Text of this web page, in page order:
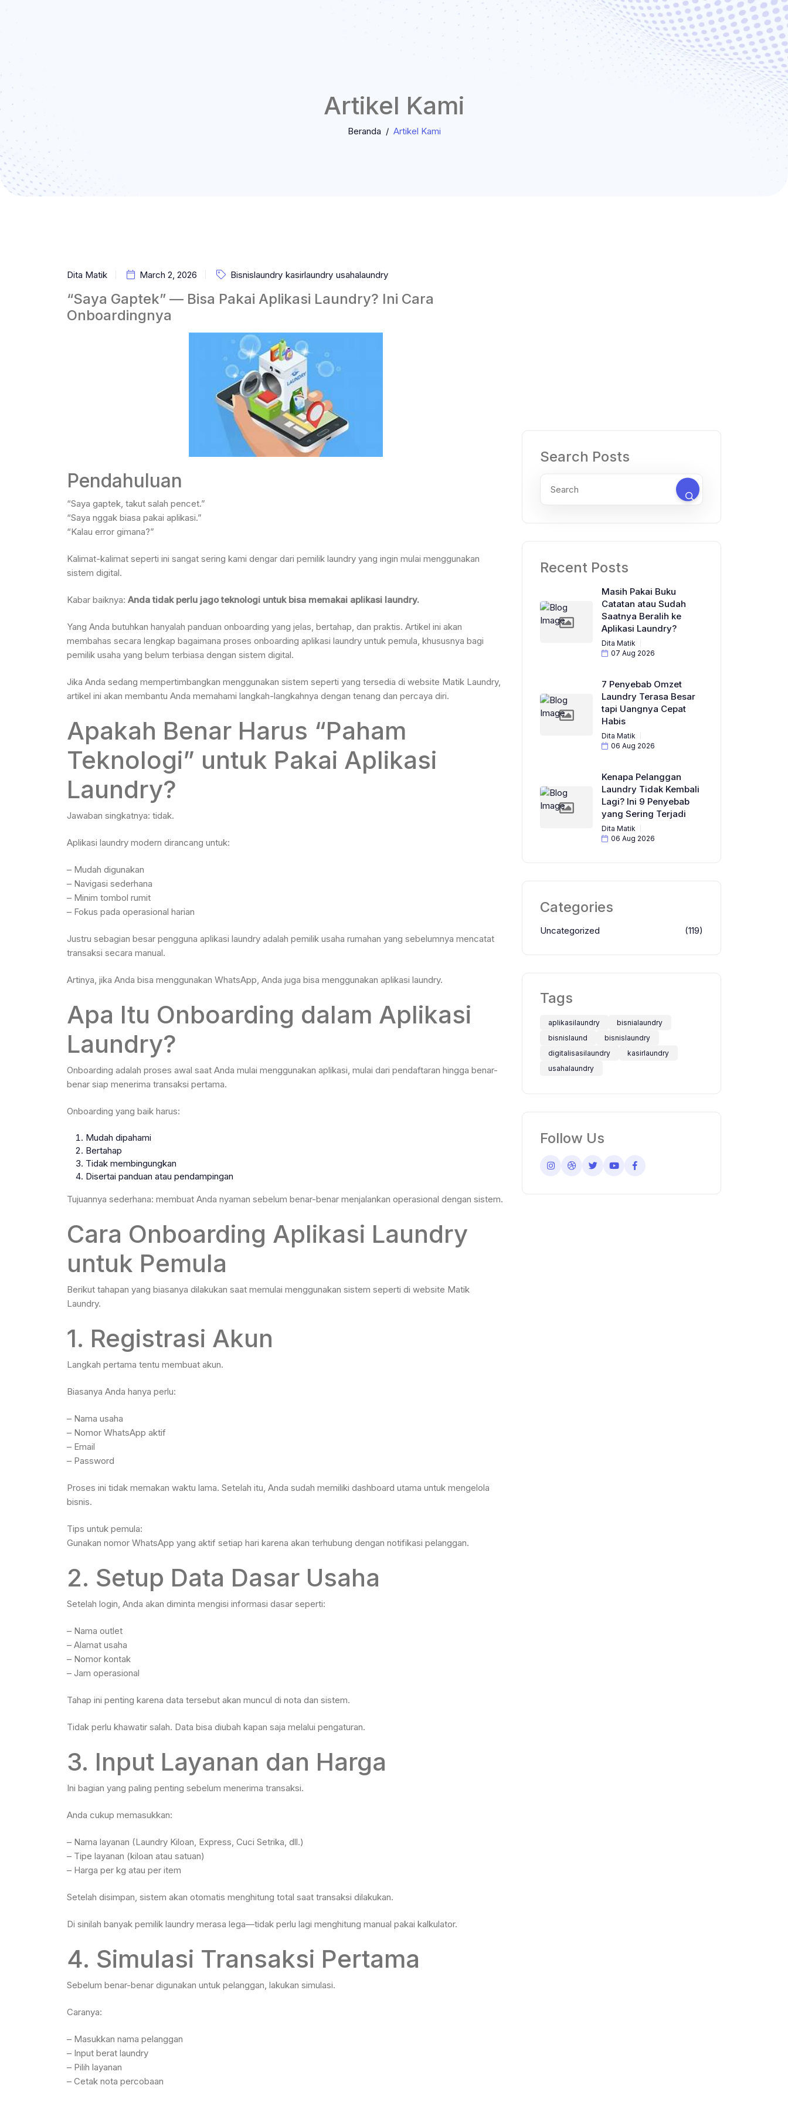
Artikel Kami
Beranda Artikel Kami
Dita Matik March 2, 2026 Bisnislaundry Kasirlaundry Usahalaundry
“Saya Gaptek” — Bisa Pakai Aplikasi Laundry? Ini Cara
Onboardingnya
Pendahuluan
“Saya gaptek, takut salah pencet.”
“Saya nggak biasa pakai aplikasi.”
“Kalau error gimana?”
Kalimat-kalimat seperti ini sangat sering kami dengar dari pemilik laundry yang ingin mulai menggunakan
sistem digital.
Kabar baiknya: Anda tidak perlu jago teknologi untuk bisa memakai aplikasi laundry.
Yang Anda butuhkan hanyalah panduan onboarding yang jelas, bertahap, dan praktis. Artikel ini akan
membahas secara lengkap bagaimana proses onboarding aplikasi laundry untuk pemula, khususnya bagi
pemilik usaha yang belum terbiasa dengan sistem digital.
Jika Anda sedang mempertimbangkan menggunakan sistem seperti yang tersedia di website Matik Laundry,
artikel ini akan membantu Anda memahami langkah-langkahnya dengan tenang dan percaya diri.
Apakah Benar Harus “Paham
Teknologi” untuk Pakai Aplikasi
Laundry?
Jawaban singkatnya: tidak.
Aplikasi laundry modern dirancang untuk:
– Mudah digunakan
– Navigasi sederhana
– Minim tombol rumit
– Fokus pada operasional harian
Justru sebagian besar pengguna aplikasi laundry adalah pemilik usaha rumahan yang sebelumnya mencatat
transaksi secara manual.
Artinya, jika Anda bisa menggunakan WhatsApp, Anda juga bisa menggunakan aplikasi laundry.
Apa Itu Onboarding dalam Aplikasi
Laundry?
Onboarding adalah proses awal saat Anda mulai menggunakan aplikasi, mulai dari pendaftaran hingga benar-
benar siap menerima transaksi pertama.
Onboarding yang baik harus:
Mudah dipahami
Bertahap
Tidak membingungkan
Disertai panduan atau pendampingan
Tujuannya sederhana: membuat Anda nyaman sebelum benar-benar menjalankan operasional dengan sistem.
Cara Onboarding Aplikasi Laundry
untuk Pemula
Berikut tahapan yang biasanya dilakukan saat memulai menggunakan sistem seperti di website Matik
Laundry.
1. Registrasi Akun
Langkah pertama tentu membuat akun.
Biasanya Anda hanya perlu:
– Nama usaha
– Nomor WhatsApp aktif
– Email
– Password
Proses ini tidak memakan waktu lama. Setelah itu, Anda sudah memiliki dashboard utama untuk mengelola
bisnis.
Tips untuk pemula:
Gunakan nomor WhatsApp yang aktif setiap hari karena akan terhubung dengan notifikasi pelanggan.
2. Setup Data Dasar Usaha
Setelah login, Anda akan diminta mengisi informasi dasar seperti:
– Nama outlet
– Alamat usaha
– Nomor kontak
– Jam operasional
Tahap ini penting karena data tersebut akan muncul di nota dan sistem.
Tidak perlu khawatir salah. Data bisa diubah kapan saja melalui pengaturan.
3. Input Layanan dan Harga
Ini bagian yang paling penting sebelum menerima transaksi.
Anda cukup memasukkan:
– Nama layanan (Laundry Kiloan, Express, Cuci Setrika, dll.)
– Tipe layanan (kiloan atau satuan)
– Harga per kg atau per item
Setelah disimpan, sistem akan otomatis menghitung total saat transaksi dilakukan.
Di sinilah banyak pemilik laundry merasa lega—tidak perlu lagi menghitung manual pakai kalkulator.
4. Simulasi Transaksi Pertama
Sebelum benar-benar digunakan untuk pelanggan, lakukan simulasi.
Caranya:
– Masukkan nama pelanggan
– Input berat laundry
– Pilih layanan
– Cetak nota percobaan
Search Posts
Recent Posts
Masih Pakai Buku
Catatan atau Sudah
Saatnya Beralih ke
Aplikasi Laundry?
Dita Matik
07 Aug 2026
7 Penyebab Omzet
Laundry Terasa Besar
tapi Uangnya Cepat
Habis
Dita Matik
06 Aug 2026
Kenapa Pelanggan
Laundry Tidak Kembali
Lagi? Ini 9 Penyebab
yang Sering Terjadi
Dita Matik
06 Aug 2026
Categories
Uncategorized (119)
Tags
aplikasilaundry
bisnialaundry
bisnislaund
bisnislaundry
digitalisasilaundry
kasirlaundry
usahalaundry
Follow Us